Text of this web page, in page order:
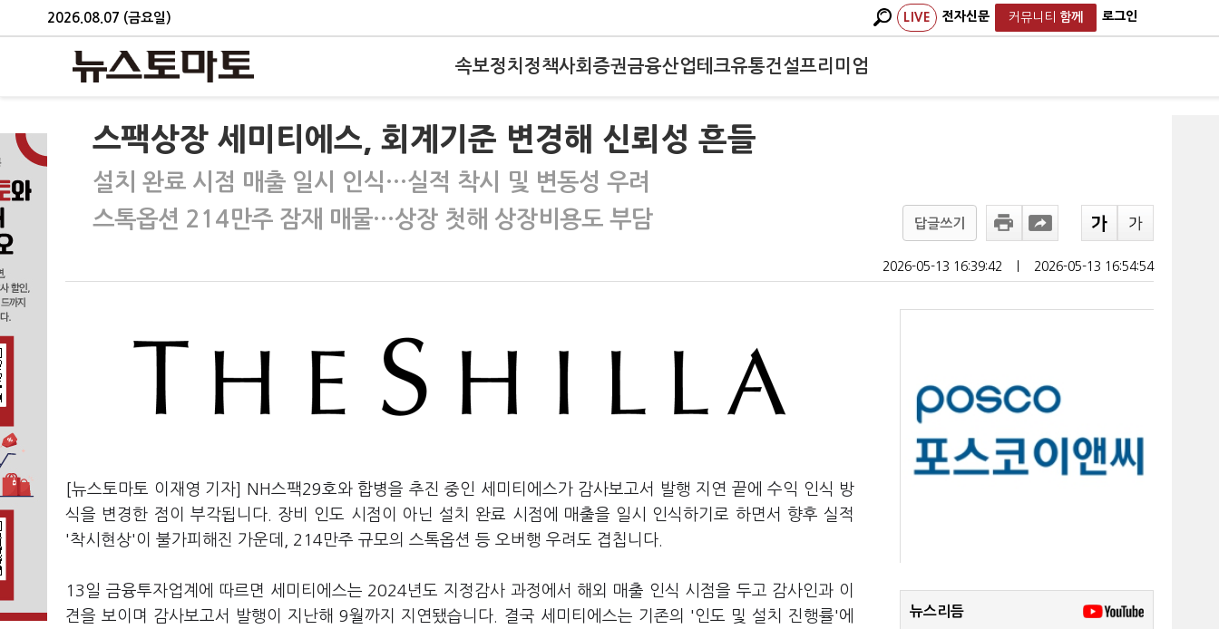
2026.08.07 (금요일) LIVE 전자신문 커뮤니티 함께 로그인
속보정치 정책사회 증권금융산업테크유통건설프리미엄
스팩상장 세미티에스, 회계기준 변경해 신뢰성 흔들
설치 완료 시점 매출 일시 인식…실적 착시 및 변동성 우려
스톡옵션 214만주 잠재 매물…상장 첫해 상장비용도 부담
답글쓰기
2026-05-13 16:39:42 2026-05-13 16:54:54
[뉴스토마토 이재영 기자] NH스팩29호와 합병을 추진 중인 세미티에스가 감사보고서 발행 지연 끝에 수익 인식 방
식을 변경한 점이 부각됩니다. 장비 인도 시점이 아닌 설치 완료 시점에 매출을 일시 인식하기로 하면서 향후 실적
'착시현상'이 불가피해진 가운데, 214만주 규모의 스톡옵션 등 오버행 우려도 겹칩니다.
13일 금융투자업계에 따르면 세미티에스는 2024년도 지정감사 과정에서 해외 매출 인식 시점을 두고 감사인과 이
견을 보이며 감사보고서 발행이 지난해 9월까지 지연됐습니다. 결국 세미티에스는 기존의 '인도 및 설치 진행률'에
뉴스리듬